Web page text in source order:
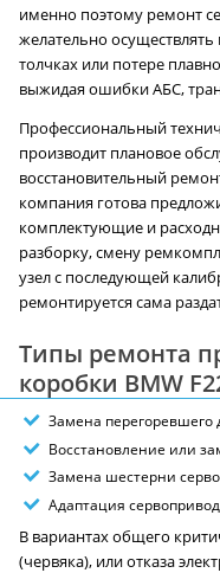
именно поэтому ремонт
желательно
толчках или потере
выжидая ошибки АБС,
Профессиональный
производит плановое
восстановительный
компания готова
комплектующие и
разборку, смену
узел с последующей
ремонтируется сама
Типы ремонта
коробки BMW
Замена перегоревшего
Восстановление или
Замена шестерни
Адаптация
В вариантах общего
(червяка), или отказа